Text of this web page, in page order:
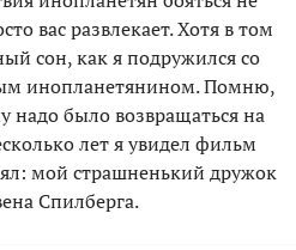
вас развлекает. Хотя в том
сон, как я подружился со
инопланетянином. Помню,
надо было возвращаться на
лет я увидел фильм
мой страшненький дружок
Спилберга.